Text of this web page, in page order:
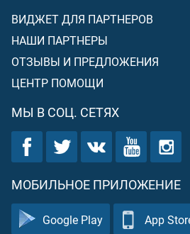
ВИДЖЕТ ДЛЯ ПАРТНЕРОВ
НАШИ ПАРТНЕРЫ
ОТЗЫВЫ И ПРЕДЛОЖЕНИЯ
ЦЕНТР ПОМОЩИ
МЫ В СОЦ. СЕТЯХ
МОБИЛЬНОЕ ПРИЛОЖЕНИЕ
Google Play App